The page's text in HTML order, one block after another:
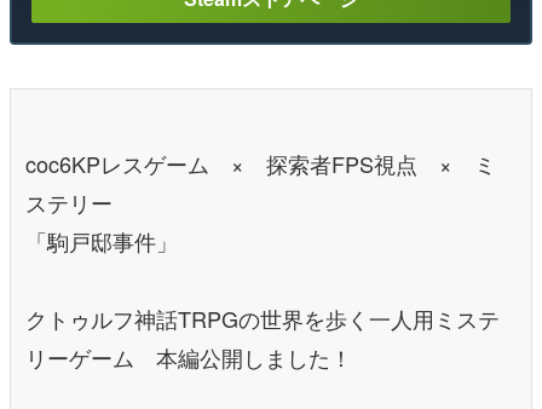
coc6KPレスゲーム × 探索者FPS視点 × ミ
ステリー
「駒戸邸事件」
クトゥルフ神話TRPGの世界を歩く一人用ミステ
リーゲーム 本編公開しました！